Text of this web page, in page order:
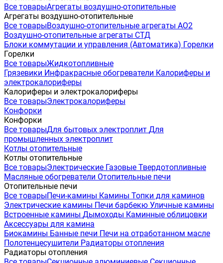
Все товарыАгрегаты воздушно-отопительные
Агрегаты воздушно-отопительные
Все товарыВоздушно-отопительные агрегаты АО2
Воздушно-отопительные агрегаты СТД
Блоки коммутации и управления (Автоматика) Горелки
Горелки
Все товарыЖидкотопливные
Грязевики Инфракрасные обогреватели Калориферы и
электрокалориферы
Калориферы и электрокалориферы
Все товарыЭлектрокалориферы
Конфорки
Конфорки
Все товарыДля бытовых электроплит Для
промышленных электроплит
Котлы отопительные
Котлы отопительные
Все товарыЭлектрические Газовые Твердотопливные
Масляные обогреватели Отопительные печи
Отопительные печи
Все товарыПечи-камины Камины Топки для каминов
Электрические камины Печи барбекю Уличные камины
Встроенные камины Дымоходы Каминные облицовки
Аксессуары для камина
Биокамины Банные печи Печи на отработанном масле
Полотенцесушители Радиаторы отопления
Радиаторы отопления